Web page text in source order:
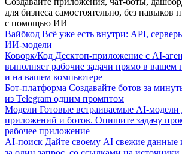
для бизнеса самостоятельно, без навыков
с помощью ИИ
Вайбкод Всё уже есть внутри: API,
ИИ-модели
Коворк/Код Десктоп-приложение с AI-
выполняет рабочие задачи прямо в вашем
и на вашем компьютере
Бот-платформа Создавайте ботов за
из Telegram одним промптом
Модели Готовые встраиваемые AI-модели
приложений и ботов. Опишите задачу
рабочее приложение
AI-поиск Дайте своему AI свежие данные